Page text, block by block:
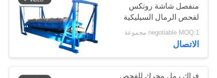
حولنا
جولة
في102
منفصل شاشة روتكس
لفحص الرمال السيليكية
negotiable MOQ:1 مجموعة
الاتصال
فراك رمل محرك للفحص